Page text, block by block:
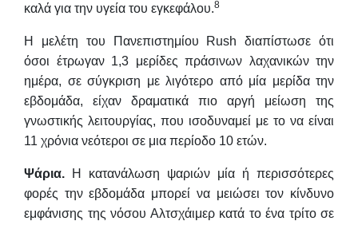
καλά για την υγεία του εγκεφάλου.8
Η μελέτη του Πανεπιστημίου Rush διαπίστωσε ότι
όσοι έτρωγαν 1,3 μερίδες πράσινων λαχανικών την
ημέρα, σε σύγκριση με λιγότερο από μία μερίδα την
εβδομάδα, είχαν δραματικά πιο αργή μείωση της
γνωστικής λειτουργίας, που ισοδυναμεί με το να είναι
11 χρόνια νεότεροι σε μια περίοδο 10 ετών.
Ψάρια. Η κατανάλωση ψαριών μία ή περισσότερες
φορές την εβδομάδα μπορεί να μειώσει τον κίνδυνο
εμφάνισης της νόσου Αλτσχάιμερ κατά το ένα τρίτο σε